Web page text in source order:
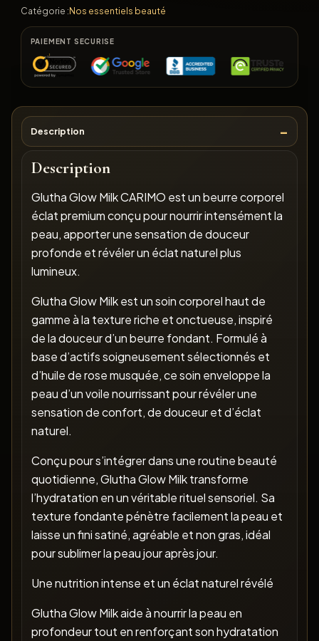
Catégorie :Nos essentiels beauté
PAIEMENT SECURISE
Description
Description
Glutha Glow Milk CARIMO est un beurre corporel
éclat premium conçu pour nourrir intensément la
peau, apporter une sensation de douceur
profonde et révéler un éclat naturel plus
lumineux.
Glutha Glow Milk est un soin corporel haut de
gamme à la texture riche et onctueuse, inspiré
de la douceur d’un beurre fondant. Formulé à
base d’actifs soigneusement sélectionnés et
d’huile de rose musquée, ce soin enveloppe la
peau d’un voile nourrissant pour révéler une
sensation de confort, de douceur et d’éclat
naturel.
Conçu pour s’intégrer dans une routine beauté
quotidienne, Glutha Glow Milk transforme
l’hydratation en un véritable rituel sensoriel. Sa
texture fondante pénètre facilement la peau et
laisse un fini satiné, agréable et non gras, idéal
pour sublimer la peau jour après jour.
Une nutrition intense et un éclat naturel révélé
Glutha Glow Milk aide à nourrir la peau en
profondeur tout en renforçant son hydratation